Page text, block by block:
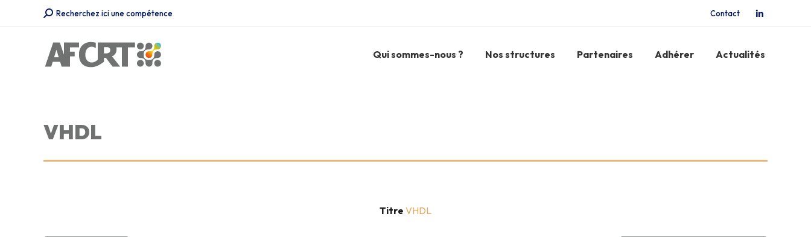
Recherche
Recherchez ici une compétence Contact
LinkedIn
Qui sommes-nous ? Nos structures Partenaires Adhérer Actualités
VHDL
Titre VHDL